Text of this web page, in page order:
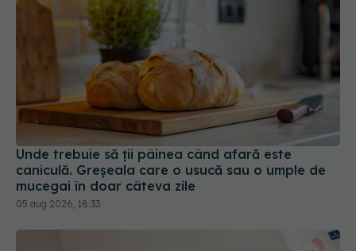
Unde trebuie să ții pâinea când afară este
caniculă. Greșeala care o usucă sau o umple de
mucegai în doar câteva zile
05 aug 2026, 18:33